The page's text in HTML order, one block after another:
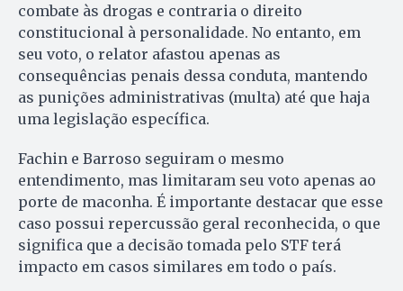
combate às drogas e contraria o direito
constitucional à personalidade. No entanto, em
seu voto, o relator afastou apenas as
consequências penais dessa conduta, mantendo
as punições administrativas (multa) até que haja
uma legislação específica.
Fachin e Barroso seguiram o mesmo
entendimento, mas limitaram seu voto apenas ao
porte de maconha. É importante destacar que esse
caso possui repercussão geral reconhecida, o que
significa que a decisão tomada pelo STF terá
impacto em casos similares em todo o país.